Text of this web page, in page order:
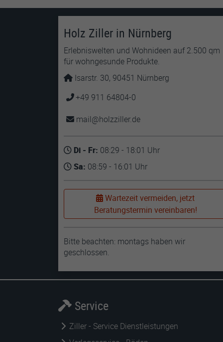
Holz Ziller in Nürnberg
Erlebniswelten und Wohnideen auf 2.500 qm
für wohngesunde Produkte.
Isarstr. 30, 90451 Nürnberg
+49 911 64804-0
mail holzziller de
Di - Fr: 08:29 - 18:01 Uhr
Sa: 08:59 - 16:01 Uhr
Wartezeit vermeiden, jetzt
Beratungstermin vereinbaren!
Bitte beachten: montags haben wir
geschlossen.
Service
Ziller - Service Dienstleistungen